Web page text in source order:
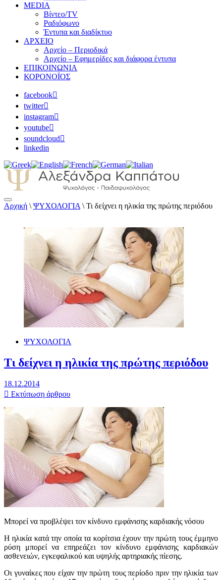
MEDIA
Βίντεο/TV
Ραδιόφωνο
Έντυπα και διαδίκτυο
ΑΡΧΕΙΟ
Αρχείο – Περιοδικά
Αρχείο – Εφημερίδες και διάφορα έντυπα
ΕΠΙΚΟΙΝΩΝΙΑ
ΚΟΡΟΝΟΪΟΣ
facebook
twitter
instagram
youtube
soundcloud
linkedin
Αλεξάνδρα Καππάτου Ψυχολόγος –
Αρχική \ ΨΥΧΟΛΟΓΙΑ \ Τι δείχνει η ηλικία της πρώτης περιόδου
ΨΥΧΟΛΟΓΙΑ
Τι δείχνει η ηλικία της πρώτης περιόδου
18.12.2014
Εκτύπωση άρθρου
Μπορεί να προβλέψει τον κίνδυνο εμφάνισης καρδιακής νόσου
Η ηλικία κατά την οποία τα κορίτσια έχουν την πρώτη τους έμμηνο
ρύση μπορεί να επηρεάζει τον κίνδυνο εμφάνισης καρδιακών
ασθενειών, εγκεφαλικού και υψηλής αρτηριακής πίεσης.
Οι γυναίκες που είχαν την πρώτη τους περίοδο πριν την ηλικία των